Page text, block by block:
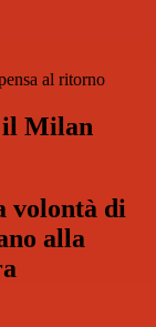
al ritorno
il Milan
volontà di
alla